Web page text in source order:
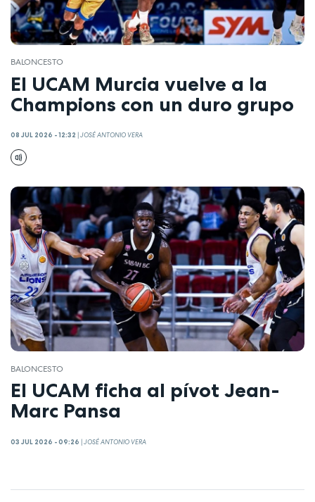
BALONCESTO
El UCAM Murcia vuelve a la
Champions con un duro grupo
08 JUL 2026 - 12:32 |JOSÉ ANTONIO VERA
BALONCESTO
El UCAM ficha al pívot Jean-
Marc Pansa
03 JUL 2026 - 09:26 |JOSÉ ANTONIO VERA